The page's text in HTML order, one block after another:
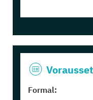
Formal: